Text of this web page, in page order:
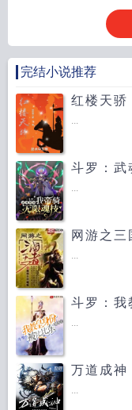
完结小说推荐
红楼天骄
...
斗罗：武
...
网游之三
...
斗罗：我
...
万道成神
...